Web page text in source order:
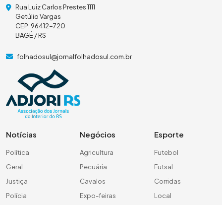
Rua Luiz Carlos Prestes 1111
Getúlio Vargas
CEP: 96412-720
BAGÉ / RS
folhadosul@jornalfolhadosul.com.br
Notícias
Política
Geral
Justiça
Polícia
Negócios
Agricultura
Pecuária
Cavalos
Expo-feiras
Esporte
Futebol
Futsal
Corridas
Local